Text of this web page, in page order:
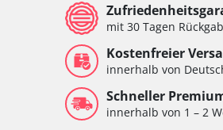
mit 30 Tagen
Kostenfreier
innerhalb von
Schneller
innerhalb von 1 – 2